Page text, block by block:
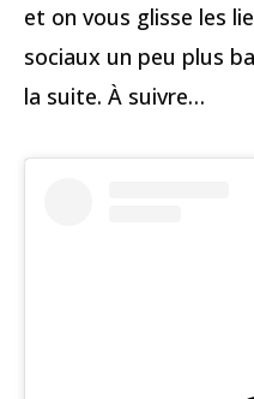
et on vous glisse les
sociaux un peu plus
la suite. À suivre…